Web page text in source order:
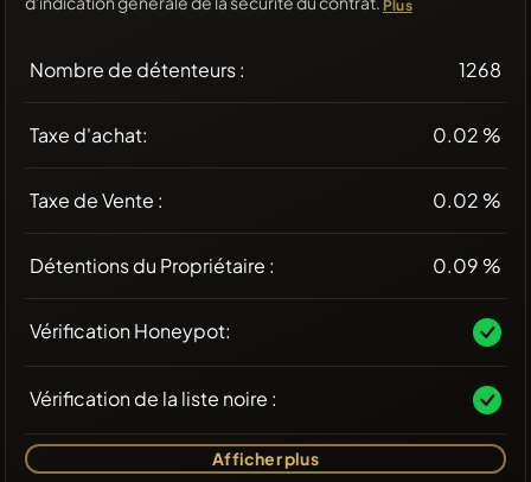
Plus
Nombre de détenteurs : 1268
Taxe d'achat: 0.02 %
Taxe de Vente : 0.02 %
Détentions du Propriétaire : 0.09 %
Vérification Honeypot:
Vérification de la liste noire :
Afficher plus